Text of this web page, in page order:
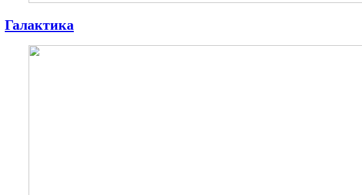
Галактика